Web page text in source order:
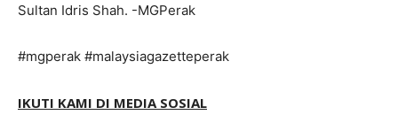
Sultan Idris Shah. -MGPerak
#mgperak #malaysiagazetteperak
IKUTI KAMI DI MEDIA SOSIAL